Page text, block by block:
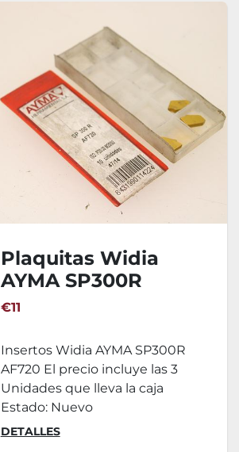
Plaquitas Widia
AYMA SP300R
AF720
€11
Insertos Widia AYMA SP300R
AF720 El precio incluye las 3
Unidades que lleva la caja
Estado: Nuevo
DETALLES